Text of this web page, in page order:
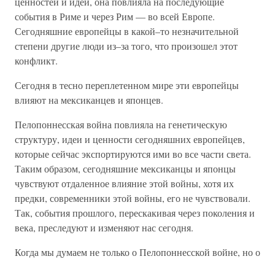
события в Риме и через Рим — во всей Европе.
Сегодняшние европейцы в какой–то незначительной
степени другие люди из–за того, что произошел этот
конфликт.
Сегодня в тесно переплетенном мире эти европейцы
влияют на мексиканцев и японцев.
Пелопоннесская война повлияла на генетическую
структуру, идеи и ценности сегодняшних европейцев,
которые сейчас экспортируются ими во все части света.
Таким образом, сегодняшние мексиканцы и японцы
чувствуют отдаленное влияние этой войны, хотя их
предки, современники этой войны, его не чувствовали.
Так, события прошлого, перескакивая через поколения и
века, преследуют и изменяют нас сегодня.
Когда мы думаем не только о Пелопоннесской войне, но о